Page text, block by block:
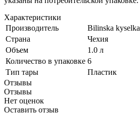
Характеристики
Производитель
Bilinska kyselka
Страна
Чехия
Объем
1.0 л
Количество в упаковке 6
Тип тары
Пластик
Отзывы
Отзывы
Нет оценок
Оставить отзыв